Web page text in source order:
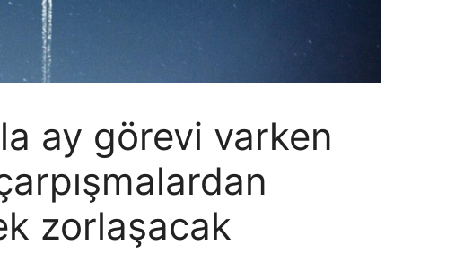
ay görevi varken
zorlaşacak